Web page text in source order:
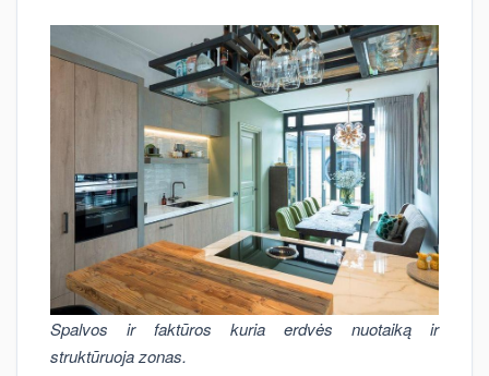
Spalvos ir faktūros kuria erdvės nuotaiką ir
struktūruoja zonas.